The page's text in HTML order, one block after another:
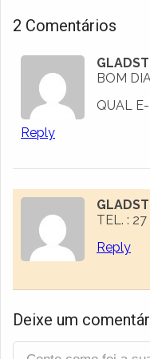
2 Comentários
BOM
QUAL
Reply
TEL. :
Reply
Deixe um